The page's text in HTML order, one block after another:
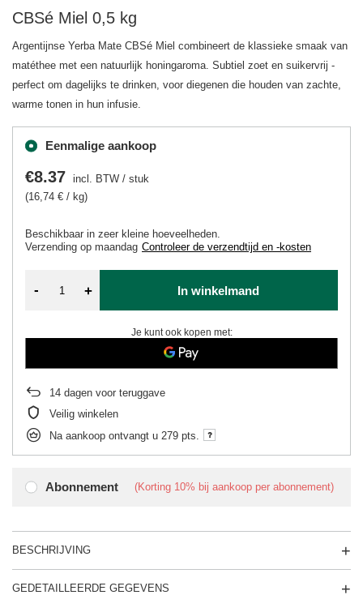
CBSé Miel 0,5 kg
Argentijnse Yerba Mate CBSé Miel combineert de klassieke smaak van
matéthee met een natuurlijk honingaroma. Subtiel zoet en suikervrij -
perfect om dagelijks te drinken, voor diegenen die houden van zachte,
warme tonen in hun infusie.
Eenmalige aankoop
Abonnement (Korting 10% bij aankoop per abonnement)
Beschikbaar in zeer kleine hoeveelheden
Verzending op maandag Controleer de verzendtijd en -kosten
€8.37 incl. BTW / stuk
(16,74 € / kg)
- + In winkelmand
Je kunt ook kopen met:
14 dagen voor teruggave
Veilig winkelen
Na aankoop ontvangt u 279 pts.
BESCHRIJVING
GEDETAILLEERDE GEGEVENS